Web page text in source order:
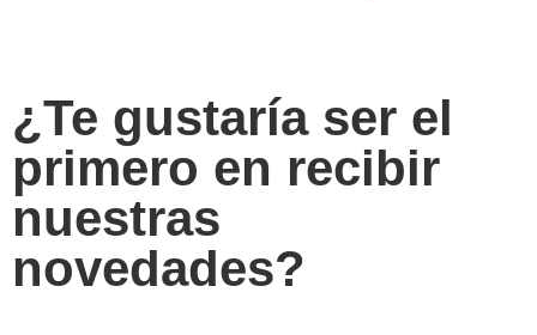
¿Te gustaría ser el
primero en recibir
nuestras
novedades?